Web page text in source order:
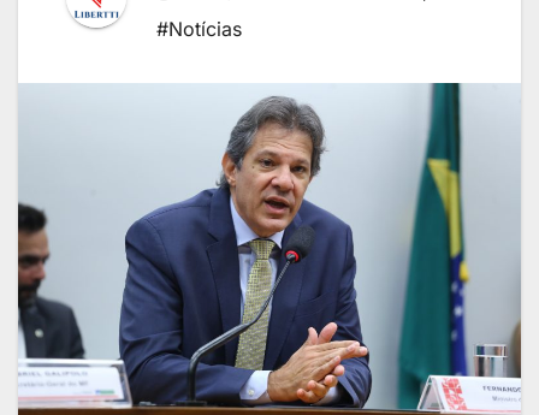
#Notícias